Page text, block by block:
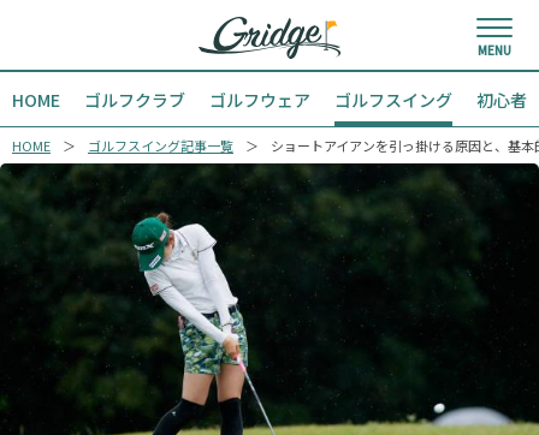
HOME ゴルフクラブ ゴルフウェア ゴルフスイング 初心者
HOME ゴルフスイング記事一覧 ショートアイアンを引っ掛ける原因と、基